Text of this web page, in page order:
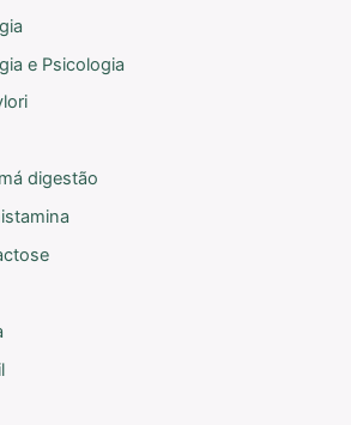
e Psicologia
digestão